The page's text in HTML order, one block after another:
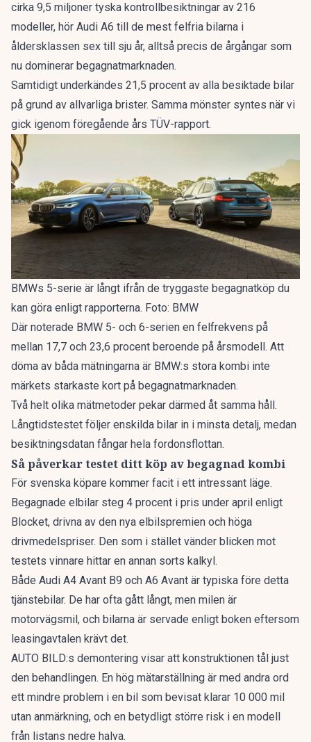
cirka 9,5 miljoner tyska kontrollbesiktningar av 216
modeller, hör Audi A6 till de mest felfria bilarna i
åldersklassen sex till sju år, alltså precis de årgångar som
nu dominerar begagnatmarknaden.
Samtidigt underkändes 21,5 procent av alla besiktade bilar
på grund av allvarliga brister. Samma mönster syntes när vi
gick igenom föregående års TÜV-rapport.
BMWs 5-serie är långt ifrån de tryggaste begagnatköp du
kan göra enligt rapporterna. Foto: BMW
Där noterade BMW 5- och 6-serien en felfrekvens på
mellan 17,7 och 23,6 procent beroende på årsmodell. Att
döma av båda mätningarna är BMW:s stora kombi inte
märkets starkaste kort på begagnatmarknaden.
Två helt olika mätmetoder pekar därmed åt samma håll.
Långtidstestet följer enskilda bilar in i minsta detalj, medan
besiktningsdatan fångar hela fordonsflottan.
Så påverkar testet ditt köp av begagnad kombi
För svenska köpare kommer facit i ett intressant läge.
Begagnade elbilar steg 4 procent i pris under april enligt
Blocket, drivna av den nya elbilspremien och höga
drivmedelspriser. Den som i stället vänder blicken mot
testets vinnare hittar en annan sorts kalkyl.
Både Audi A4 Avant B9 och A6 Avant är typiska före detta
tjänstebilar. De har ofta gått långt, men milen är
motorvägsmil, och bilarna är servade enligt boken eftersom
leasingavtalen krävt det.
AUTO BILD:s demontering visar att konstruktionen tål just
den behandlingen. En hög mätarställning är med andra ord
ett mindre problem i en bil som bevisat klarar 10 000 mil
utan anmärkning, och en betydligt större risk i en modell
från listans nedre halva.